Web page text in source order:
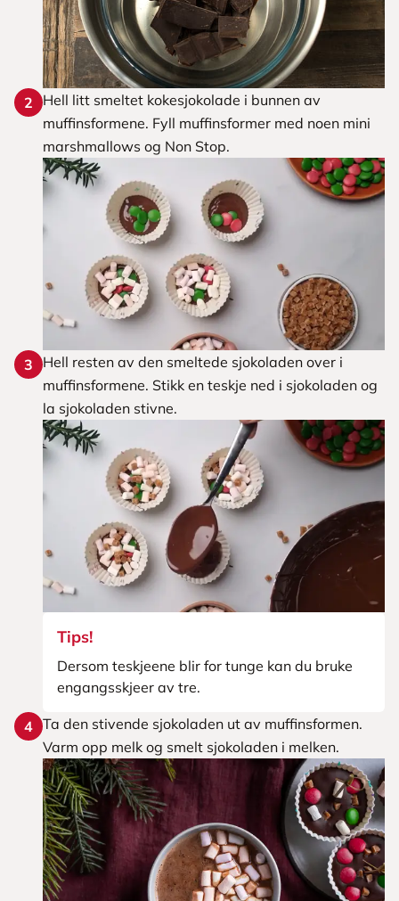
2
Hell litt smeltet kokesjokolade i bunnen av
muffinsformene. Fyll muffinsformer med noen mini
marshmallows og Non Stop.
3
Hell resten av den smeltede sjokoladen over i
muffinsformene. Stikk en teskje ned i sjokoladen og
la sjokoladen stivne.
Tips!
Dersom teskjeene blir for tunge kan du bruke
engangsskjeer av tre.
4 Ta den stivende sjokoladen ut av muffinsformen.
Varm opp melk og smelt sjokoladen i melken.